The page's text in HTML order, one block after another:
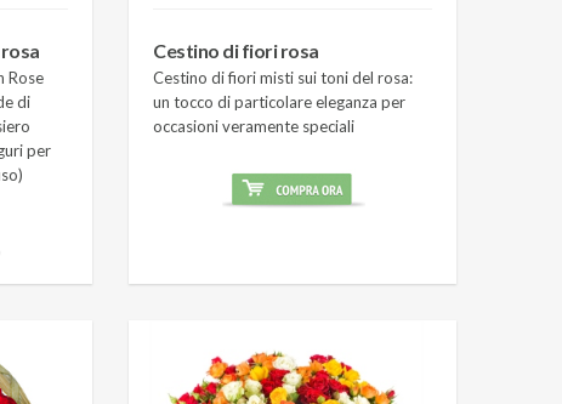
Rose
di
per
Cestino di fiori rosa
Cestino di fiori misti sui toni del rosa:
un tocco di particolare eleganza per
occasioni veramente speciali